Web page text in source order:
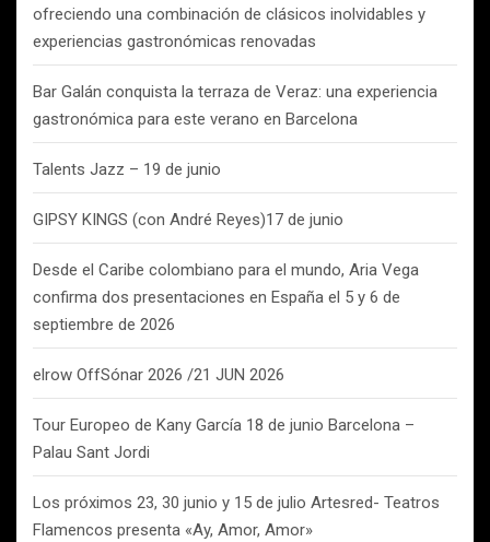
ofreciendo una combinación de clásicos inolvidables y
experiencias gastronómicas renovadas
Bar Galán conquista la terraza de Veraz: una experiencia
gastronómica para este verano en Barcelona
Talents Jazz – 19 de junio
GIPSY KINGS (con André Reyes)17 de junio
Desde el Caribe colombiano para el mundo, Aria Vega
confirma dos presentaciones en España el 5 y 6 de
septiembre de 2026
elrow OffSónar 2026 /21 JUN 2026
Tour Europeo de Kany García 18 de junio Barcelona –
Palau Sant Jordi
Los próximos 23, 30 junio y 15 de julio Artesred- Teatros
Flamencos presenta «Ay, Amor, Amor»